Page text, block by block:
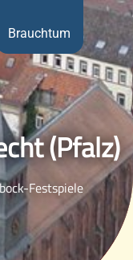
Brauchtum
(Pfalz)
Festspiele